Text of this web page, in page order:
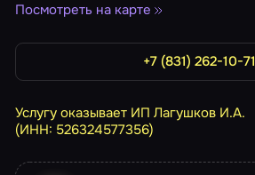
Посмотреть на карте
+7 (831) 262-10-71
Услугу оказывает ИП Лагушков И.А.
(ИНН: 526324577356)